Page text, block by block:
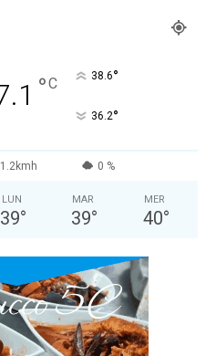
°C 38.6°
36.2°
1.2kmh 0 %
LUN
39°
MAR
39°
MER
40°